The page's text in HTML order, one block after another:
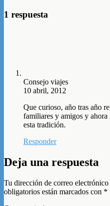
1 respuesta
Consejo viajes
10 abril, 2012
Que curioso, año tras año
familiares y amigos y
esta tradición.
Responder
Deja una respuesta
Tu dirección de correo
obligatorios están marcados con *